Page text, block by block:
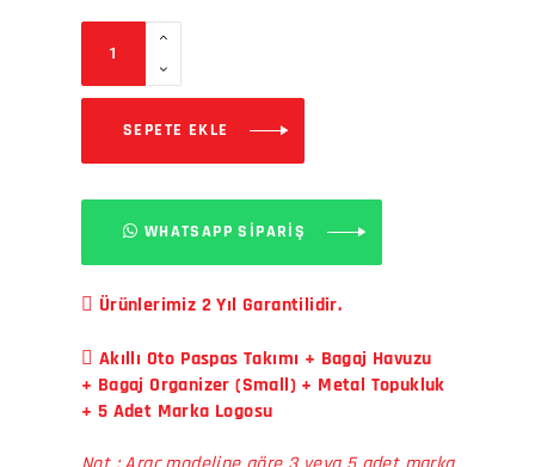
SEPETE EKLE
WHATSAPP SİPARİŞ
Ürünlerimiz 2 Yıl Garantilidir.
Akıllı Oto Paspas Takımı + Bagaj Havuzu
+ Bagaj Organizer (Small) + Metal Topukluk
+ 5 Adet Marka Logosu